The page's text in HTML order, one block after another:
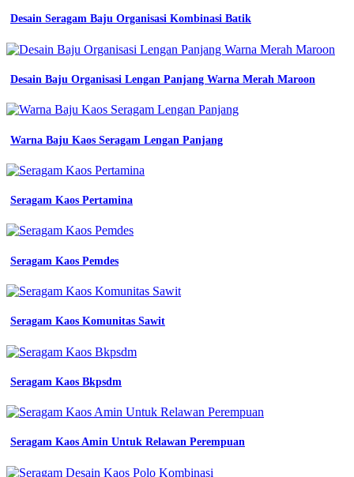
Desain Seragam Baju Organisasi Kombinasi Batik
Desain Baju Organisasi Lengan Panjang Warna Merah Maroon
Warna Baju Kaos Seragam Lengan Panjang
Seragam Kaos Pertamina
Seragam Kaos Pemdes
Seragam Kaos Komunitas Sawit
Seragam Kaos Bkpsdm
Seragam Kaos Amin Untuk Relawan Perempuan